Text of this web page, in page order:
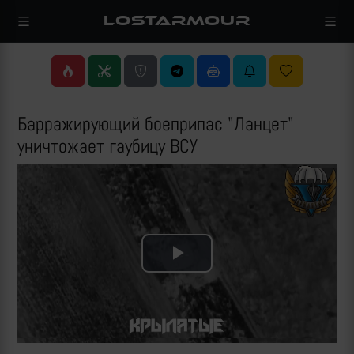
LOSTARMOUR
Барражирующий боеприпас "Ланцет"
уничтожает гаубицу ВСУ
Play
Video